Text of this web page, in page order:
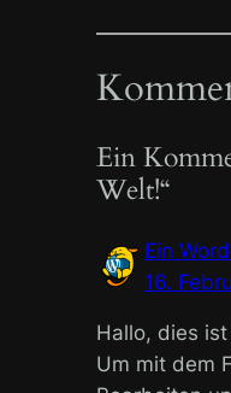
Ein
Welt!“
Ein
16.
Hallo, dies
Um mit dem